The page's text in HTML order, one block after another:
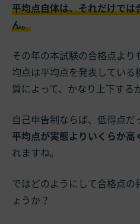
平均点自体は、それだけで
ん。
その年の本試験の合格点よ
均点は平均点を発表してい
質によって、かなり上下する
自己申告制ならば、低得点
平均点が実態よりいくらか高
れますね。
ではどのようにして合格点
ょうか？